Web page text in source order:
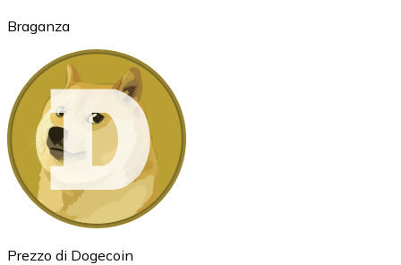
Ethereum
ETH
Braganza
Prezzo di Dogecoin